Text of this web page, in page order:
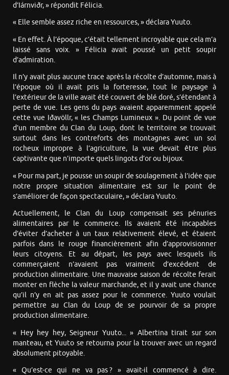
d’Iárnviðr, » répondit Félicia.
« Elle semble assez riche en ressources, » déclara Yuuto.
« En effet. À l’époque, c’était tellement incroyable que cela m’a
laissé sans voix. » Félicia avait poussé un petit soupir
d’admiration.
Il n’y avait plus aucune trace après la récolte d’automne, mais à
l’époque où il avait pris la forteresse, tout le paysage à
l’extérieur de la ville avait été couvert de blé doré, s’étendant à
perte de vue. Les gens du pays avaient apparemment appelé
cette vue Iðavöllr, « les Champs Lumineux ». Du point de vue
d’un membre du Clan du Loup, dont le territoire se trouvait
surtout dans les contreforts des montagnes avec un sol
rocheux impropre à l’agriculture, la vue devait être plus
captivante que n’importe quels lingots d’or ou bijoux.
« Pour ma part, je pousse un soupir de soulagement à l’idée que
notre propre situation alimentaire est sur le point de
s’améliorer de façon spectaculaire, » déclara Yuuto.
Actuellement, le Clan du Loup compensait ses pénuries
alimentaires par le commerce. Ils avaient été incapables
d’éviter d’acheter à un taux relativement élevé, et étaient
parfois dans le rouge financièrement afin d’approvisionner
leurs citoyens. Et au départ, les pays avec lesquels ils
commerçaient n’avaient pas vraiment d’excédent de
production alimentaire. Une mauvaise saison de récolte ferait
monter en flèche la valeur marchande, et il y avait une chance
qu’il n’y en ait pas assez pour le commerce. Yuuto voulait
permettre au Clan du Loup de se pourvoir de sa propre
production alimentaire.
« Hey hey hey, Seigneur Yuuto... » Albertina tirait sur son
manteau, et Yuuto se retourna pour la trouver avec un regard
absolument pitoyable.
« Qu’est-ce qui ne va pas ? » avait-il commencé à dire.